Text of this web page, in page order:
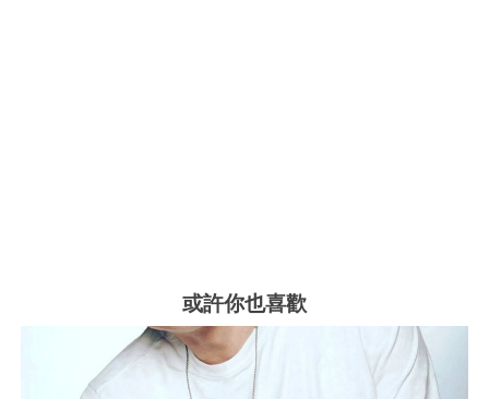
或許你也喜歡